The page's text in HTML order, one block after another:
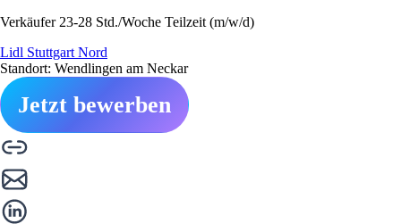
Verkäufer 23-28 Std./Woche Teilzeit (m/w/d)
Lidl Stuttgart Nord
Standort: Wendlingen am Neckar
Jetzt bewerben